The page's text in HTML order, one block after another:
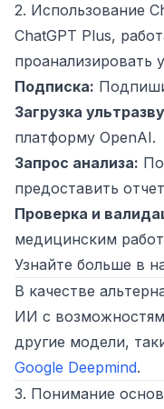
2. Использование
ChatGPT Plus,
проанализировать
Подписка:
Загрузка
платформу OpenAI.
Запрос анализа:
предоставить
Проверка и
медицинским
Узнайте больше в
В качестве
ИИ с
другие модели,
Google Deepmind.
3. Понимание